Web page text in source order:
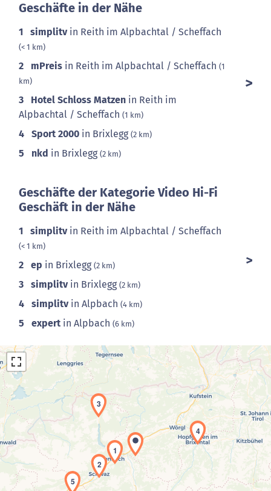
Geschäfte in der Nähe
1 simplitvin Reith im Alpbachtal / Scheffach
(< 1 km)
2 mPreis in Reith im Alpbachtal / Scheffach (1
km)
3 Hotel Schloss Matzen in Reith im
Alpbachtal / Scheffach (1 km)
4 Sport 2000 in Brixlegg (2 km)
5 nkd in Brixlegg (2 km)
Geschäfte der Kategorie Video Hi-Fi
Geschäft in der Nähe
1 simplitvin Reith im Alpbachtal / Scheffach
(< 1 km)
2 ep in Brixlegg (2 km)
3 simplitvin Brixlegg (2 km)
4 simplitvin Alpbach (4 km)
5 expert in Alpbach (6 km)
Laden der Karte...
1
2
3
4
5